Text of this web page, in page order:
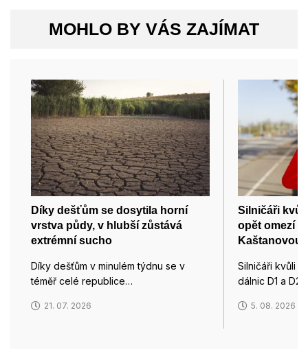
MOHLO BY VÁS ZAJÍMAT
Díky dešťům se dosytila horní
vrstva půdy, v hlubší zůstává
extrémní sucho
Díky dešťům v minulém týdnu se v
téměř celé republice…
21. 07. 2026
Silničáři
opět omezí
Kaštanovou
Silničáři kvůli
dálnic D1 a D2…
5. 08. 2026